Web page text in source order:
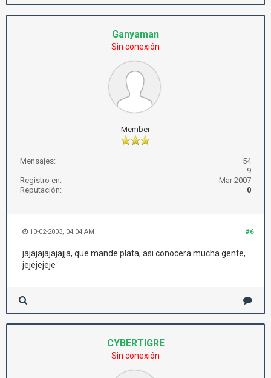
Ganyaman
Sin conexión
Member
Mensajes:
54
9
Registro en:
Mar 2007
Reputación:
0
#6
10-02-2003, 04:04 AM
jajajajajajajja, que mande plata, asi conocera mucha gente,
jejejejeje
CYBERTIGRE
Sin conexión